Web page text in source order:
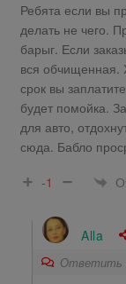
Ребята если вы
делать не чего.
барыг. Если
вся обчищенная.
срок вы
будет помойка.
для авто,
сюда. Бабло
-1
Alla
Ответить